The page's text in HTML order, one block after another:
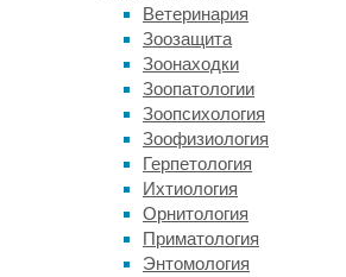
Ветеринария
Зоозащита
Зоонаходки
Зоопатологии
Зоопсихология
Зоофизиология
Герпетология
Ихтиология
Орнитология
Приматология
Энтомология
также
наличие
вредных
примесей
свинца,
мышьяка
кадмия.